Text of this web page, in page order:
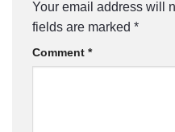
Your email address will
fields are marked *
Comment *